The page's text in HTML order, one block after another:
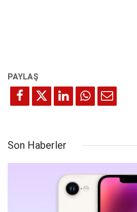
Son Haberler